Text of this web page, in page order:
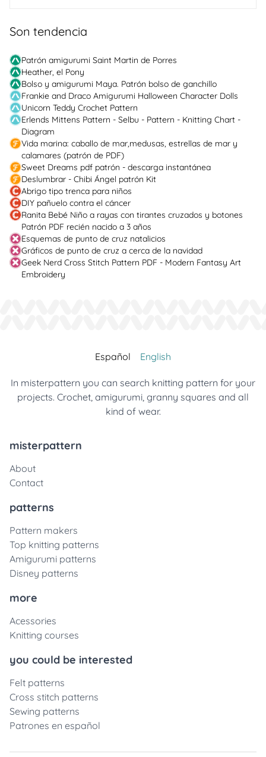
Son tendencia
Patrón amigurumi Saint Martin de Porres
Heather, el Pony
Bolso y amigurumi Maya. Patrón bolso de ganchillo
Frankie and Draco Amigurumi Halloween Character Dolls
Unicorn Teddy Crochet Pattern
Erlends Mittens Pattern - Selbu - Pattern - Knitting Chart -
Diagram
Vida marina: caballo de mar,medusas, estrellas de mar y
calamares (patrón de PDF)
Sweet Dreams pdf patrón - descarga instantánea
Deslumbrar - Chibi Ángel patrón Kit
Abrigo tipo trenca para niños
DIY pañuelo contra el cáncer
Ranita Bebé Niño a rayas con tirantes cruzados y botones
Patrón PDF recién nacido a 3 años
Esquemas de punto de cruz natalicios
Gráficos de punto de cruz a cerca de la navidad
Geek Nerd Cross Stitch Pattern PDF - Modern Fantasy Art
Embroidery
Español English
In misterpattern you can search knitting pattern for your
projects. Crochet, amigurumi, granny squares and all
kind of wear.
misterpattern
About
Contact
patterns
Pattern makers
Top knitting patterns
Amigurumi patterns
Disney patterns
more
Acessories
Knitting courses
you could be interested
Felt patterns
Cross stitch patterns
Sewing patterns
Patrones en español